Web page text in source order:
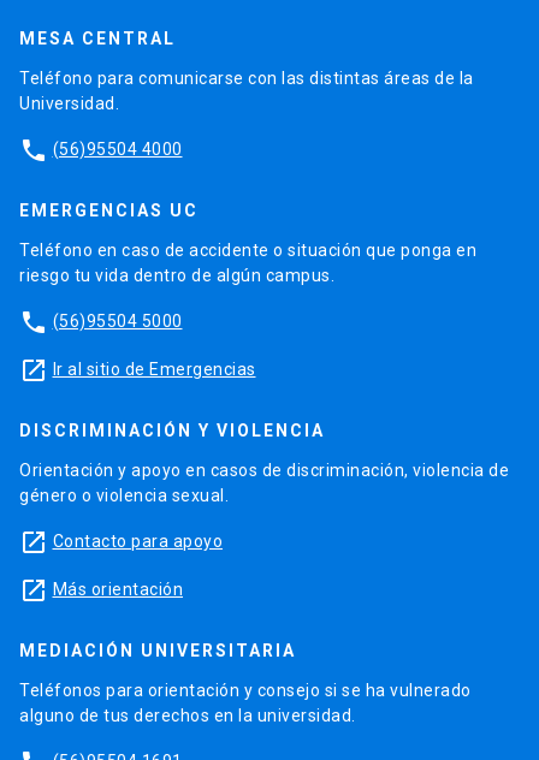
MESA CENTRAL
Teléfono para comunicarse con las distintas áreas de la
Universidad.
phone (56)95504 4000
EMERGENCIAS UC
Teléfono en caso de accidente o situación que ponga en
riesgo tu vida dentro de algún campus.
phone (56)95504 5000
launch Ir al sitio de Emergencias
DISCRIMINACIÓN Y VIOLENCIA
Orientación y apoyo en casos de discriminación, violencia de
género o violencia sexual.
launch Contacto para apoyo
launch Más orientación
MEDIACIÓN UNIVERSITARIA
Teléfonos para orientación y consejo si se ha vulnerado
alguno de tus derechos en la universidad.